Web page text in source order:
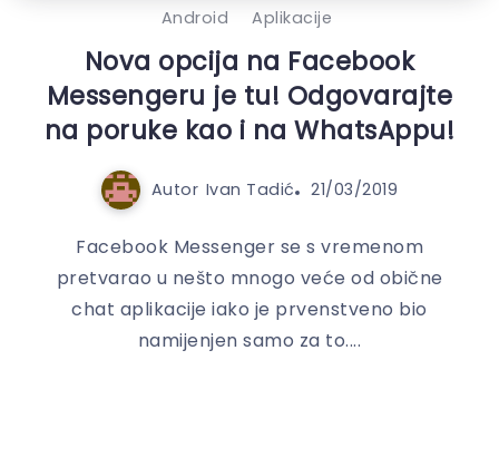
Android Aplikacije
Nova opcija na Facebook
Messengeru je tu! Odgovarajte
na poruke kao i na WhatsAppu!
Autor Ivan Tadić 21/03/2019
Facebook Messenger se s vremenom
pretvarao u nešto mnogo veće od obične
chat aplikacije iako je prvenstveno bio
namijenjen samo za to....